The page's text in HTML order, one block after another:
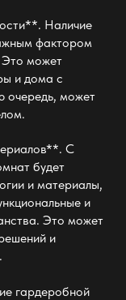
Наличие
фактором
Это может
и дома с
очередь, может
С
будет
и материалы,
и
Это может
и
гардеробной